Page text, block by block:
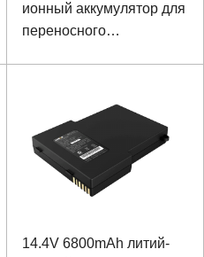
ионный аккумулятор для
переносного
14.4V 6800mAh литий-